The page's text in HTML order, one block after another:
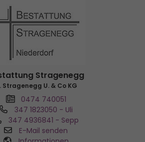
Stragenegg
Stragenegg U. & Co KG
0474 740051
347 1823050 - Uli
347 4936841 - Sepp
E-Mail senden